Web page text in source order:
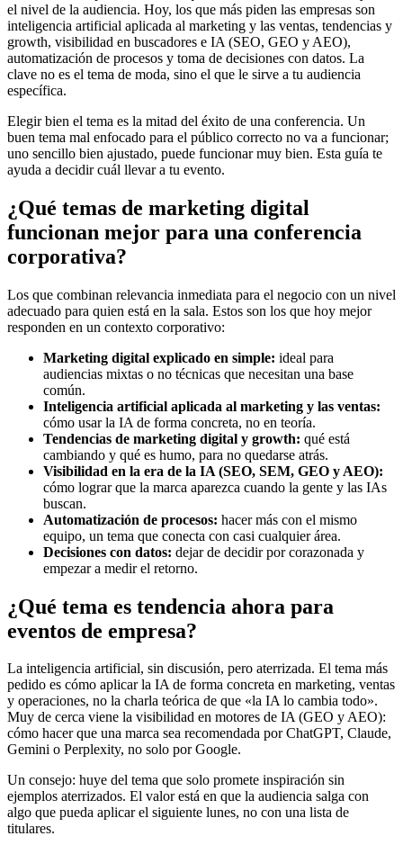
el nivel de la audiencia. Hoy, los que más piden las empresas son
inteligencia artificial aplicada al marketing y las ventas, tendencias y
growth, visibilidad en buscadores e IA (SEO, GEO y AEO),
automatización de procesos y toma de decisiones con datos. La
clave no es el tema de moda, sino el que le sirve a tu audiencia
específica.
Elegir bien el tema es la mitad del éxito de una conferencia. Un
buen tema mal enfocado para el público correcto no va a funcionar;
uno sencillo bien ajustado, puede funcionar muy bien. Esta guía te
ayuda a decidir cuál llevar a tu evento.
¿Qué temas de marketing digital
funcionan mejor para una conferencia
corporativa?
Los que combinan relevancia inmediata para el negocio con un nivel
adecuado para quien está en la sala. Estos son los que hoy mejor
responden en un contexto corporativo:
Marketing digital explicado en simple: ideal para
audiencias mixtas o no técnicas que necesitan una base
común.
Inteligencia artificial aplicada al marketing y las ventas:
cómo usar la IA de forma concreta, no en teoría.
Tendencias de marketing digital y growth: qué está
cambiando y qué es humo, para no quedarse atrás.
Visibilidad en la era de la IA (SEO, SEM, GEO y AEO):
cómo lograr que la marca aparezca cuando la gente y las IAs
buscan.
Automatización de procesos: hacer más con el mismo
equipo, un tema que conecta con casi cualquier área.
Decisiones con datos: dejar de decidir por corazonada y
empezar a medir el retorno.
¿Qué tema es tendencia ahora para
eventos de empresa?
La inteligencia artificial, sin discusión, pero aterrizada. El tema más
pedido es cómo aplicar la IA de forma concreta en marketing, ventas
y operaciones, no la charla teórica de que «la IA lo cambia todo».
Muy de cerca viene la visibilidad en motores de IA (GEO y AEO):
cómo hacer que una marca sea recomendada por ChatGPT, Claude,
Gemini o Perplexity, no solo por Google.
Un consejo: huye del tema que solo promete inspiración sin
ejemplos aterrizados. El valor está en que la audiencia salga con
algo que pueda aplicar el siguiente lunes, no con una lista de
titulares.